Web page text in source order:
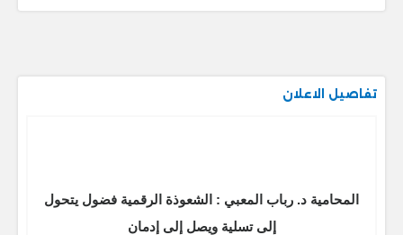
تفاصيل الاعلان
المحامية د. رباب المعبي : الشعوذة الرقمية فضول يتحول
إلى تسلية ويصل إلى إدمان